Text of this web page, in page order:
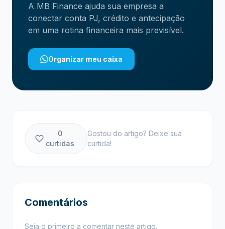
A MB Finance ajuda sua empresa a
conectar conta PJ, crédito e antecipação
em uma rotina financeira mais previsível.
Organizar meu caixa
0
curtidas
Gostou do artigo? Deixe sua
curtida!
Comentários
Seja o primeiro a comentar neste artigo.